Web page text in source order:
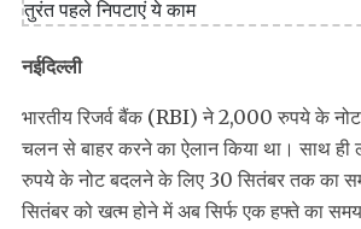
नईदिल्ली
भारतीय रिजर्व बैंक (RBI) ने 2,000 रुपये के
चलन से बाहर करने का ऐलान किया था। साथ
रुपये के नोट बदलने के लिए 30 सितंबर तक का
सितंबर को खत्म होने में अब सिर्फ एक हफ्ते का